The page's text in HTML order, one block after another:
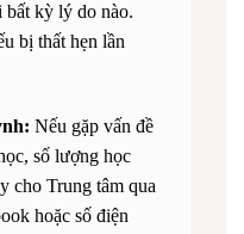
bất kỳ lý do nào.
bị thất hẹn lần
Nếu gặp vấn đề
số lượng học
cho Trung tâm qua
hoặc số điện